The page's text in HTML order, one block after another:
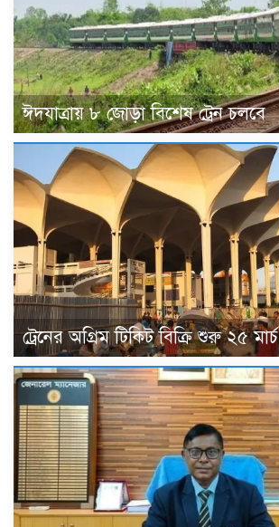
ঈদযাত্রায় ৮ জোড়া বিশেষ ট্রেন চলবে
ট্রেনের অগ্রিম টিকিট বিক্রি শুরু ২৫ মার্চ